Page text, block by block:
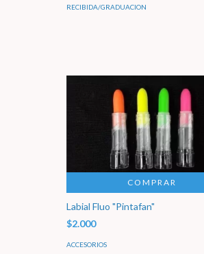
RECIBIDA/GRADUACION
COMPRAR
Labial Fluo "Pintafan"
$2.000
ACCESORIOS